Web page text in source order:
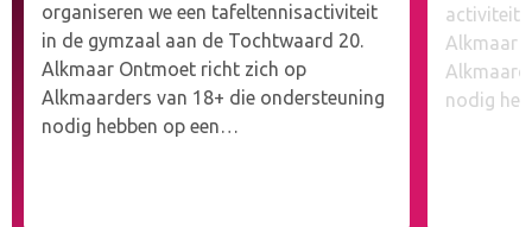
organiseren we een tafeltennisactiviteit
in de gymzaal aan de Tochtwaard 20.
Alkmaar Ontmoet richt zich op
Alkmaarders van 18+ die ondersteuning
nodig hebben op een…
Alkmaar
nodig